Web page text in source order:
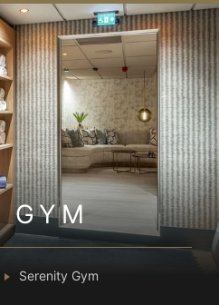
GYM
Serenity Gym